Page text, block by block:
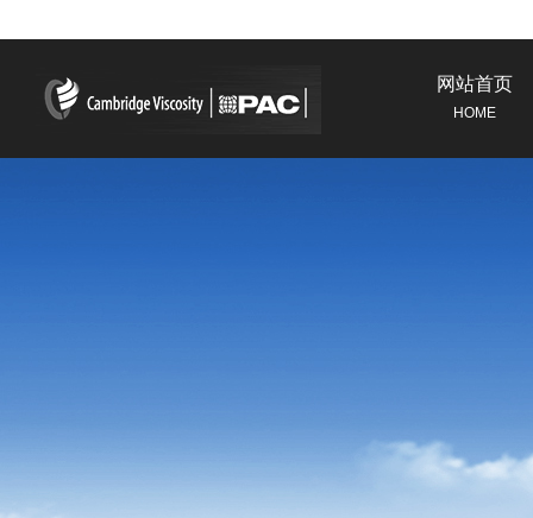
网站首页
HOME